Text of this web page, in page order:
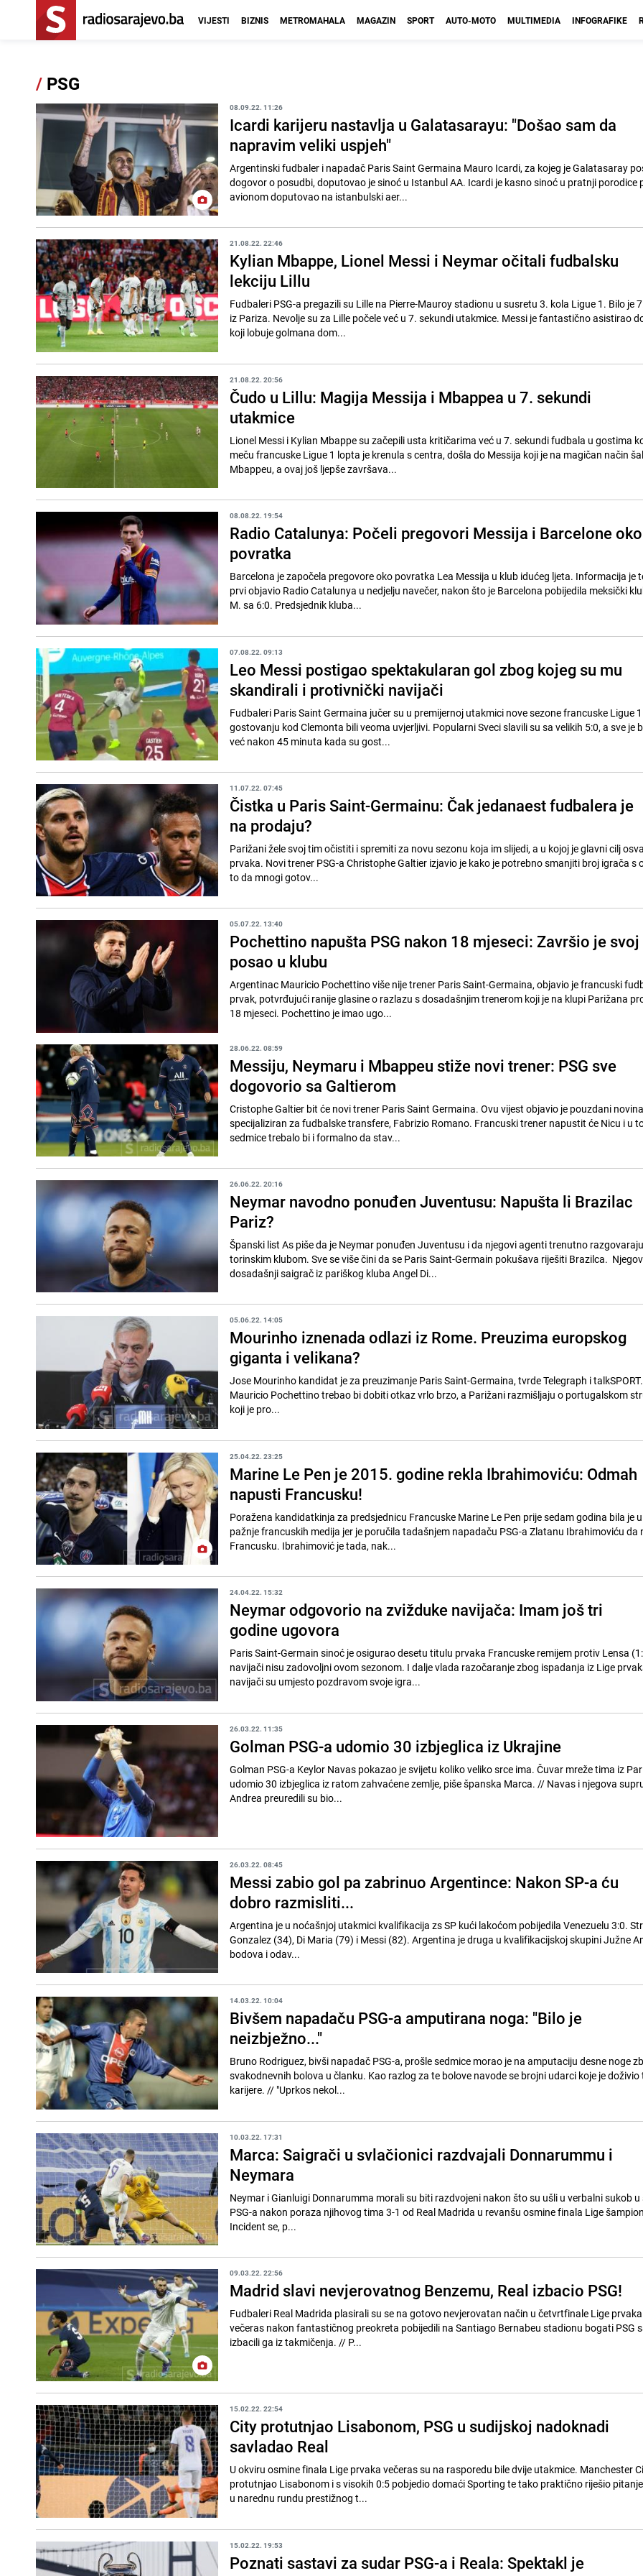
VIJESTI BIZNIS METROMAHALA MAGAZIN SPORT AUTO-MOTO MULTIMEDIA INFOGRAFIKE
/ PSG
08.09.22. 11:26
Icardi karijeru nastavlja u Galatasarayu: "Došao sam da
napravim veliki uspjeh"
Argentinski fudbaler i napadač Paris Saint Germaina Mauro Icardi, za kojeg je Galatasaray
dogovor o posudbi, doputovao je sinoć u Istanbul AA. Icardi je kasno sinoć u pratnji porodice
avionom doputovao na istanbulski aer...
21.08.22. 22:46
Kylian Mbappe, Lionel Messi i Neymar očitali fudbalsku
lekciju Lillu
Fudbaleri PSG-a pregazili su Lille na Pierre-Mauroy stadionu u susretu 3. kola Ligue 1. Bilo je
iz Pariza. Nevolje su za Lille počele već u 7. sekundi utakmice. Messi je fantastično asistirao
koji lobuje golmana dom...
21.08.22. 20:56
Čudo u Lillu: Magija Messija i Mbappea u 7. sekundi
utakmice
Lionel Messi i Kylian Mbappe su začepili usta kritičarima već u 7. sekundi fudbala u gostima
meču francuske Ligue 1 lopta je krenula s centra, došla do Messija koji je na magičan način
Mbappeu, a ovaj još ljepše završava...
08.08.22. 19:54
Radio Catalunya: Počeli pregovori Messija i Barcelone oko
povratka
Barcelona je započela pregovore oko povratka Lea Messija u klub idućeg ljeta. Informacija je
prvi objavio Radio Catalunya u nedjelju navečer, nakon što je Barcelona pobijedila meksički
M. sa 6:0. Predsjednik kluba...
07.08.22. 09:13
Leo Messi postigao spektakularan gol zbog kojeg su mu
skandirali i protivnički navijači
Fudbaleri Paris Saint Germaina jučer su u premijernoj utakmici nove sezone francuske Ligue
gostovanju kod Clemonta bili veoma uvjerljivi. Popularni Sveci slavili su sa velikih 5:0, a sve je
već nakon 45 minuta kada su gost...
11.07.22. 07:45
Čistka u Paris Saint-Germainu: Čak jedanaest fudbalera je
na prodaju?
Parižani žele svoj tim očistiti i spremiti za novu sezonu koja im slijedi, a u kojoj je glavni cilj
prvaka. Novi trener PSG-a Christophe Galtier izjavio je kako je potrebno smanjiti broj igrača s
to da mnogi gotov...
05.07.22. 13:40
Pochettino napušta PSG nakon 18 mjeseci: Završio je svoj
posao u klubu
Argentinac Mauricio Pochettino više nije trener Paris Saint-Germaina, objavio je francuski
prvak, potvrđujući ranije glasine o razlazu s dosadašnjim trenerom koji je na klupi Parižana
18 mjeseci. Pochettino je imao ugo...
28.06.22. 08:59
Messiju, Neymaru i Mbappeu stiže novi trener: PSG sve
dogovorio sa Galtierom
Cristophe Galtier bit će novi trener Paris Saint Germaina. Ovu vijest objavio je pouzdani
specijaliziran za fudbalske transfere, Fabrizio Romano. Francuski trener napustit će Nicu i u
sedmice trebalo bi i formalno da stav...
26.06.22. 20:16
Neymar navodno ponuđen Juventusu: Napušta li Brazilac
Pariz?
Španski list As piše da je Neymar ponuđen Juventusu i da njegovi agenti trenutno
torinskim klubom. Sve se više čini da se Paris Saint-Germain pokušava riješiti Brazilca. Njegov
dosadašnji saigrač iz pariškog kluba Angel Di...
05.06.22. 14:05
Mourinho iznenada odlazi iz Rome. Preuzima europskog
giganta i velikana?
Jose Mourinho kandidat je za preuzimanje Paris Saint-Germaina, tvrde Telegraph i talkSPORT.
Mauricio Pochettino trebao bi dobiti otkaz vrlo brzo, a Parižani razmišljaju o portugalskom
koji je pro...
25.04.22. 23:25
Marine Le Pen je 2015. godine rekla Ibrahimoviću: Odmah
napusti Francusku!
Poražena kandidatkinja za predsjednicu Francuske Marine Le Pen prije sedam godina bila je
pažnje francuskih medija jer je poručila tadašnjem napadaču PSG-a Zlatanu Ibrahimoviću da
Francusku. Ibrahimović je tada, nak...
24.04.22. 15:32
Neymar odgovorio na zvižduke navijača: Imam još tri
godine ugovora
Paris Saint-Germain sinoć je osigurao desetu titulu prvaka Francuske remijem protiv Lensa
navijači nisu zadovoljni ovom sezonom. I dalje vlada razočaranje zbog ispadanja iz Lige
navijači su umjesto pozdravom svoje igra...
26.03.22. 11:35
Golman PSG-a udomio 30 izbjeglica iz Ukrajine
Golman PSG-a Keylor Navas pokazao je svijetu koliko veliko srce ima. Čuvar mreže tima iz
udomio 30 izbjeglica iz ratom zahvaćene zemlje, piše španska Marca. // Navas i njegova supruga
Andrea preuredili su bio...
26.03.22. 08:45
Messi zabio gol pa zabrinuo Argentince: Nakon SP-a ću
dobro razmisliti...
Argentina je u noćašnjoj utakmici kvalifikacija zs SP kući lakoćom pobijedila Venezuelu 3:0.
Gonzalez (34), Di Maria (79) i Messi (82). Argentina je druga u kvalifikacijskoj skupini Južne
bodova i odav...
14.03.22. 10:04
Bivšem napadaču PSG-a amputirana noga: "Bilo je
neizbježno..."
Bruno Rodriguez, bivši napadač PSG-a, prošle sedmice morao je na amputaciju desne noge
svakodnevnih bolova u članku. Kao razlog za te bolove navode se brojni udarci koje je
karijere. // "Uprkos nekol...
10.03.22. 17:31
Marca: Saigrači u svlačionici razdvajali Donnarummu i
Neymara
Neymar i Gianluigi Donnarumma morali su biti razdvojeni nakon što su ušli u verbalni sukob
PSG-a nakon poraza njihovog tima 3-1 od Real Madrida u revanšu osmine finala Lige
Incident se, p...
09.03.22. 22:56
Madrid slavi nevjerovatnog Benzemu, Real izbacio PSG!
Fudbaleri Real Madrida plasirali su se na gotovo nevjerovatan način u četvrtfinale Lige
večeras nakon fantastičnog preokreta pobijedili na Santiago Bernabeu stadionu bogati PSG
izbacili ga iz takmičenja. // P...
15.02.22. 22:54
City protutnjao Lisabonom, PSG u sudijskoj nadoknadi
savladao Real
U okviru osmine finala Lige prvaka večeras su na rasporedu bile dvije utakmice. Manchester
protutnjao Lisabonom i s visokih 0:5 pobjedio domaći Sporting te tako praktično riješio
u narednu rundu prestižnog t...
15.02.22. 19:53
Poznati sastavi za sudar PSG-a i Reala: Spektakl je